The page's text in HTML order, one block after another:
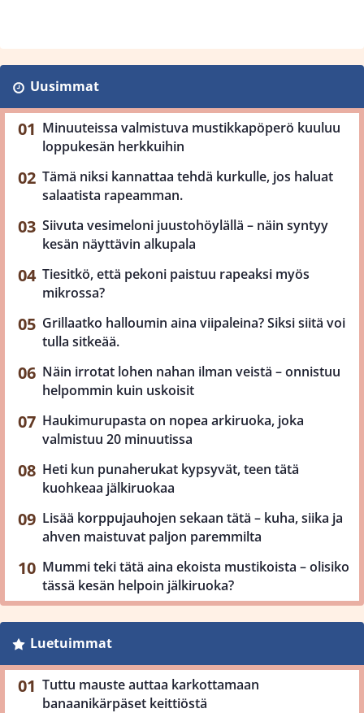
Uusimmat
Minuuteissa valmistuva mustikkapöperö kuuluu
loppukesän herkkuihin
Tämä niksi kannattaa tehdä kurkulle, jos haluat
salaatista rapeamman.
Siivuta vesimeloni juustohöylällä – näin syntyy
kesän näyttävin alkupala
Tiesitkö, että pekoni paistuu rapeaksi myös
mikrossa?
Grillaatko halloumin aina viipaleina? Siksi siitä voi
tulla sitkeää.
Näin irrotat lohen nahan ilman veistä – onnistuu
helpommin kuin uskoisit
Haukimurupasta on nopea arkiruoka, joka
valmistuu 20 minuutissa
Heti kun punaherukat kypsyvät, teen tätä
kuohkeaa jälkiruokaa
Lisää korppujauhojen sekaan tätä – kuha, siika ja
ahven maistuvat paljon paremmilta
Mummi teki tätä aina ekoista mustikoista – olisiko
tässä kesän helpoin jälkiruoka?
Luetuimmat
Tuttu mauste auttaa karkottamaan
banaanikärpäset keittiöstä